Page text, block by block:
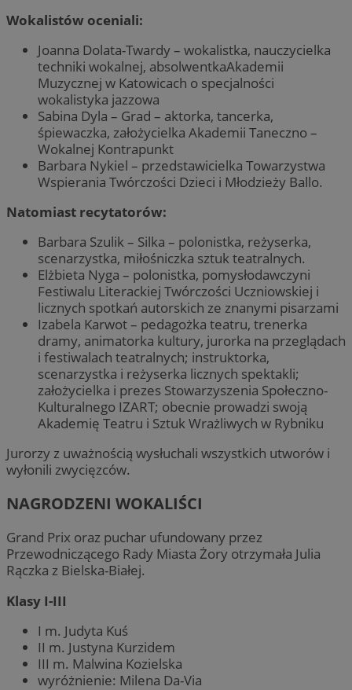
Wokalistów oceniali:
Joanna Dolata-Twardy – wokalistka, nauczycielka
techniki wokalnej, absolwentkaAkademii
Muzycznej w Katowicach o specjalności
wokalistyka jazzowa
Sabina Dyla – Grad – aktorka, tancerka,
śpiewaczka, założycielka Akademii Taneczno –
Wokalnej Kontrapunkt
Barbara Nykiel – przedstawicielka Towarzystwa
Wspierania Twórczości Dzieci i Młodzieży Ballo.
Natomiast recytatorów:
Barbara Szulik – Silka – polonistka, reżyserka,
scenarzystka, miłośniczka sztuk teatralnych.
Elżbieta Nyga – polonistka, pomysłodawczyni
Festiwalu Literackiej Twórczości Uczniowskiej i
licznych spotkań autorskich ze znanymi pisarzami
Izabela Karwot – pedagożka teatru, trenerka
dramy, animatorka kultury, jurorka na przeglądach
i festiwalach teatralnych; instruktorka,
scenarzystka i reżyserka licznych spektakli;
założycielka i prezes Stowarzyszenia Społeczno-
Kulturalnego IZART; obecnie prowadzi swoją
Akademię Teatru i Sztuk Wrażliwych w Rybniku
Jurorzy z uważnością wysłuchali wszystkich utworów i
wyłonili zwycięzców.
NAGRODZENI WOKALIŚCI
Grand Prix oraz puchar ufundowany przez
Przewodniczącego Rady Miasta Żory otrzymała Julia
Rączka z Bielska-Białej.
Klasy I-III
I m. Judyta Kuś
II m. Justyna Kurzidem
III m. Malwina Kozielska
wyróżnienie: Milena Da-Via